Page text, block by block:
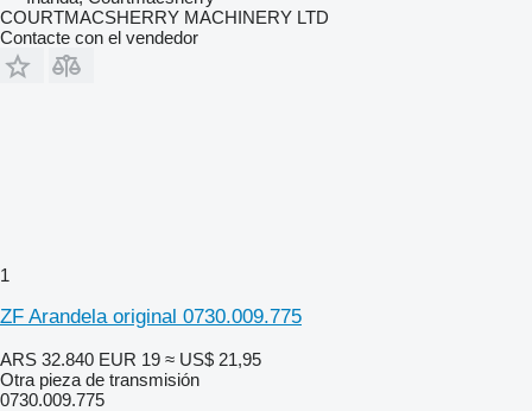
COURTMACSHERRY MACHINERY LTD
Contacte con el vendedor
1
ZF Arandela original 0730.009.775
ARS 32.840 EUR 19 ≈ US$ 21,95
Otra pieza de transmisión
0730.009.775